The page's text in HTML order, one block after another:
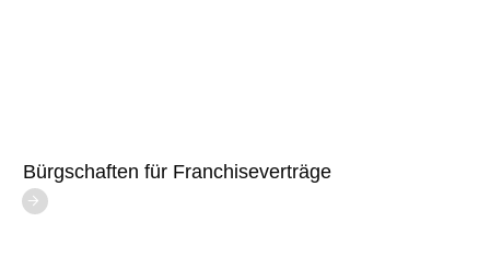
Bürgschaften für Franchiseverträge